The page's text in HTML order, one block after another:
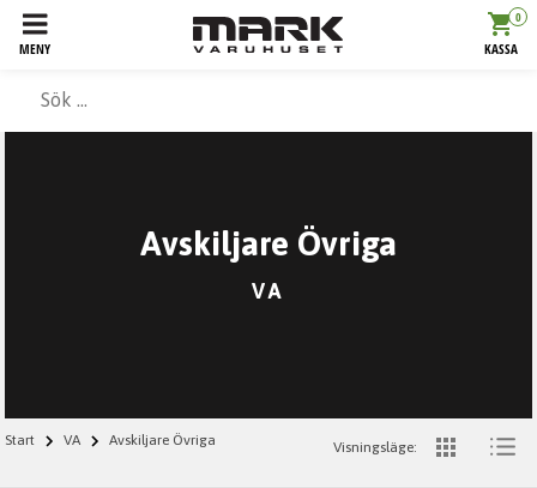
MENY
0
KASSA
Avskiljare Övriga
VA
Start VA Avskiljare Övriga Visningsläge: